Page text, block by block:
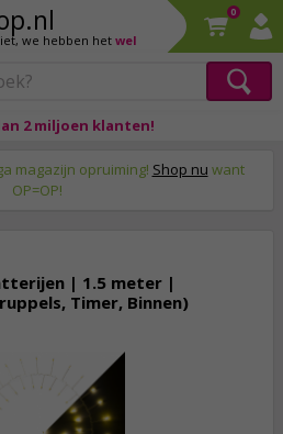
we hebben het wel
0
2 miljoen klanten!
magazijn opruiming! Shop nu want
OP=OP!
| 1.5 meter |
Timer, Binnen)